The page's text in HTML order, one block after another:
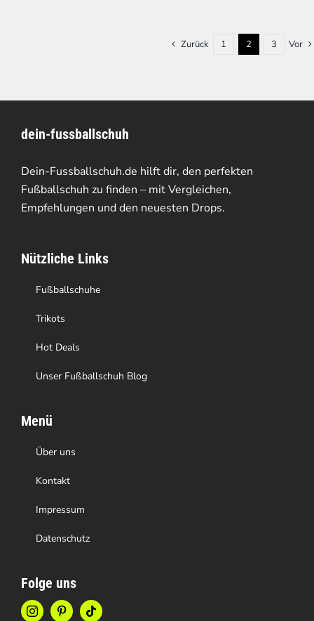
Zurück 1 2 3 Vor
dein-fussballschuh
Dein-Fussballschuh.de hilft dir, den perfekten
Fußballschuh zu finden – mit Vergleichen,
Empfehlungen und den neuesten Drops.
Nützliche Links
Fußballschuhe
Trikots
Hot Deals
Unser Fußballschuh Blog
Menü
Über uns
Kontakt
Impressum
Datenschutz
Folge uns